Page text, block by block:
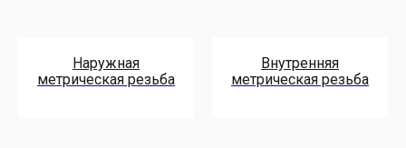
Наружная
метрическая резьба
Внутренняя
метрическая резьба